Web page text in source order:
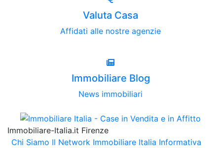
Valuta Casa
Affidati alle nostre agenzie
Immobiliare Blog
News immobiliari
Immobiliare-Italia.it Firenze
Chi Siamo Il Network Immobiliare Italia Informativa